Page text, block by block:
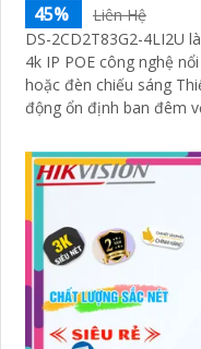
45%
Liên Hệ
DS-2CD2T83G2-4LI2U
4k IP POE công nghệ
hoặc đèn chiếu sáng
động ổn định ban đêm